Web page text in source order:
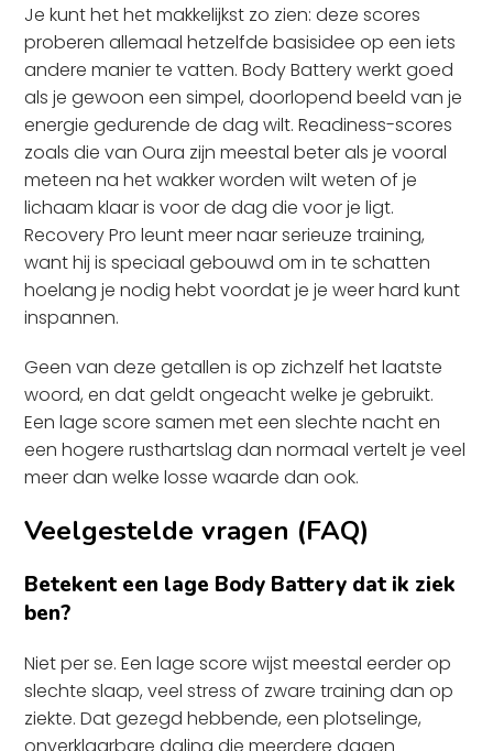
Je kunt het het makkelijkst zo zien: deze scores
proberen allemaal hetzelfde basisidee op een iets
andere manier te vatten. Body Battery werkt goed
als je gewoon een simpel, doorlopend beeld van je
energie gedurende de dag wilt. Readiness-scores
zoals die van Oura zijn meestal beter als je vooral
meteen na het wakker worden wilt weten of je
lichaam klaar is voor de dag die voor je ligt.
Recovery Pro leunt meer naar serieuze training,
want hij is speciaal gebouwd om in te schatten
hoelang je nodig hebt voordat je je weer hard kunt
inspannen.
Geen van deze getallen is op zichzelf het laatste
woord, en dat geldt ongeacht welke je gebruikt.
Een lage score samen met een slechte nacht en
een hogere rusthartslag dan normaal vertelt je veel
meer dan welke losse waarde dan ook.
Veelgestelde vragen (FAQ)
Betekent een lage Body Battery dat ik ziek
ben?
Niet per se. Een lage score wijst meestal eerder op
slechte slaap, veel stress of zware training dan op
ziekte. Dat gezegd hebbende, een plotselinge,
onverklaarbare daling die meerdere dagen